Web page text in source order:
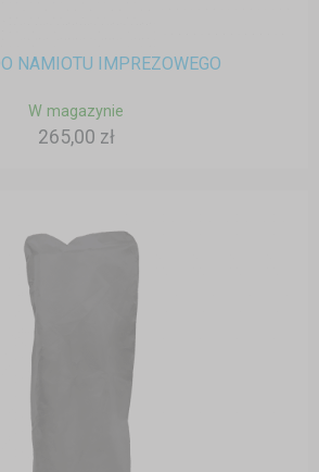
NAMIOTU IMPREZOWEGO
W magazynie
265,00 zł